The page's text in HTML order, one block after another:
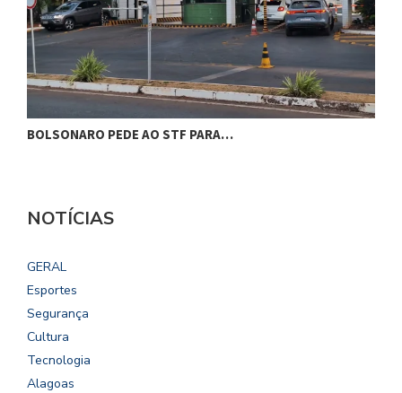
BOLSONARO PEDE AO STF PARA…
NOTÍCIAS
GERAL
Esportes
Segurança
Cultura
Tecnologia
Alagoas